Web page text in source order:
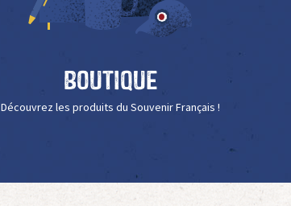
Boutique
Découvrez les produits du Souvenir Français !